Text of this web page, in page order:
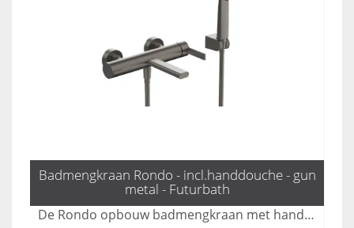
Badmengkraan Rondo - incl.handdouche - gun
metal - Futurbath
De Rondo opbouw badmengkraan met handdouche in gun metal biedt luxe en functionaliteit met drie standen voor optimale waterstralen. Deze stijlvolle kraan combineert modern design met gebruiksgemak, waardoor het een perfecte aanvulling is voor elke badkamer. Geniet van een verfijnde uitstraling en een aangename douche-ervaring met deze hoogwaardige badmengkraan.